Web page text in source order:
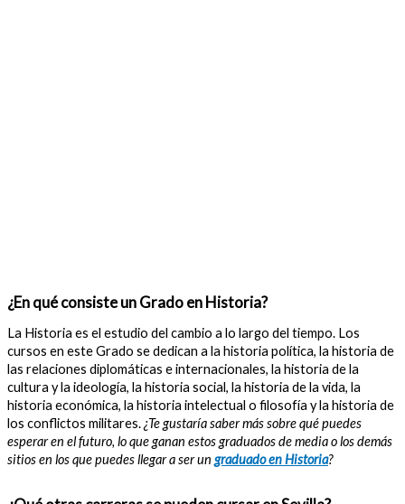
¿En qué consiste un Grado en Historia?
La Historia es el estudio del cambio a lo largo del tiempo. Los
cursos en este Grado se dedican a la historia política, la historia de
las relaciones diplomáticas e internacionales, la historia de la
cultura y la ideología, la historia social, la historia de la vida, la
historia económica, la historia intelectual o filosofía y la historia de
los conflictos militares.¿Te gustaría saber más sobre qué puedes
esperar en el futuro, lo que ganan estos graduados de media o los demás
sitios en los que puedes llegar a ser un graduado en Historia?